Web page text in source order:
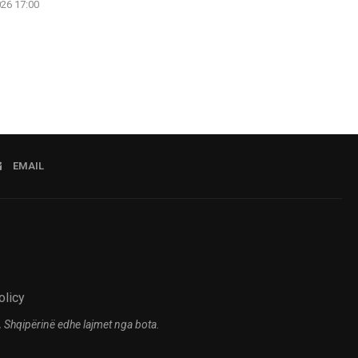
17:00
EMAIL
edhe lajmet nga bota.